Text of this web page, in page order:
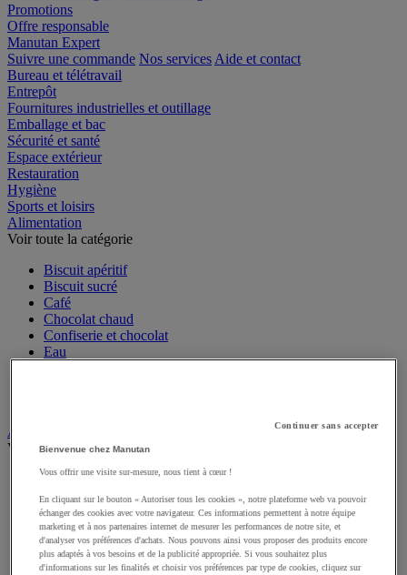
Promotions
Offre responsable
Manutan Expert
Suivre une commande Nos services Aide et contact
Bureau et télétravail
Entrepôt
Fournitures industrielles et outillage
Emballage et bac
Sécurité et santé
Espace extérieur
Restauration
Hygiène
Sports et loisirs
Alimentation
Voir toute la catégorie
Biscuit apéritif
Biscuit sucré
Café
Chocolat chaud
Confiserie et chocolat
Eau
Art de la table
Voir toute la catégorie
Accessoires de table
Linge de table et de cuisine
Menu et affichage
Vaisselle jetable pour professionnels
Vaisselle professionnelle pour restauration
Vaisselle réutilisable pour professionnels
Continuer sans accepter
Bienvenue chez Manutan
Vous offrir une visite sur-mesure, nous tient à cœur !
En cliquant sur le bouton « Autoriser tous les cookies », notre plateforme web va pouvoir
échanger des cookies avec votre navigateur. Ces informations permettent à notre équipe
marketing et à nos partenaires internet de mesurer les performances de notre site, et
d'analyser vos préférences d'achats. Nous pouvons ainsi vous proposer des produits encore
plus adaptés à vos besoins et de la publicité appropriée. Si vous souhaitez plus
d'informations sur les finalités et choisir vos préférences par type de cookies, cliquez sur